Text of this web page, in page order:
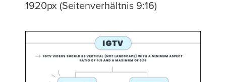
1920px (Seitenverhältnis 9:16)